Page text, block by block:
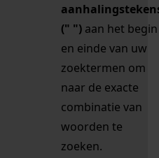
(" ") aan het begin
en einde van uw
zoektermen om
naar de exacte
combinatie van
woorden te
zoeken.